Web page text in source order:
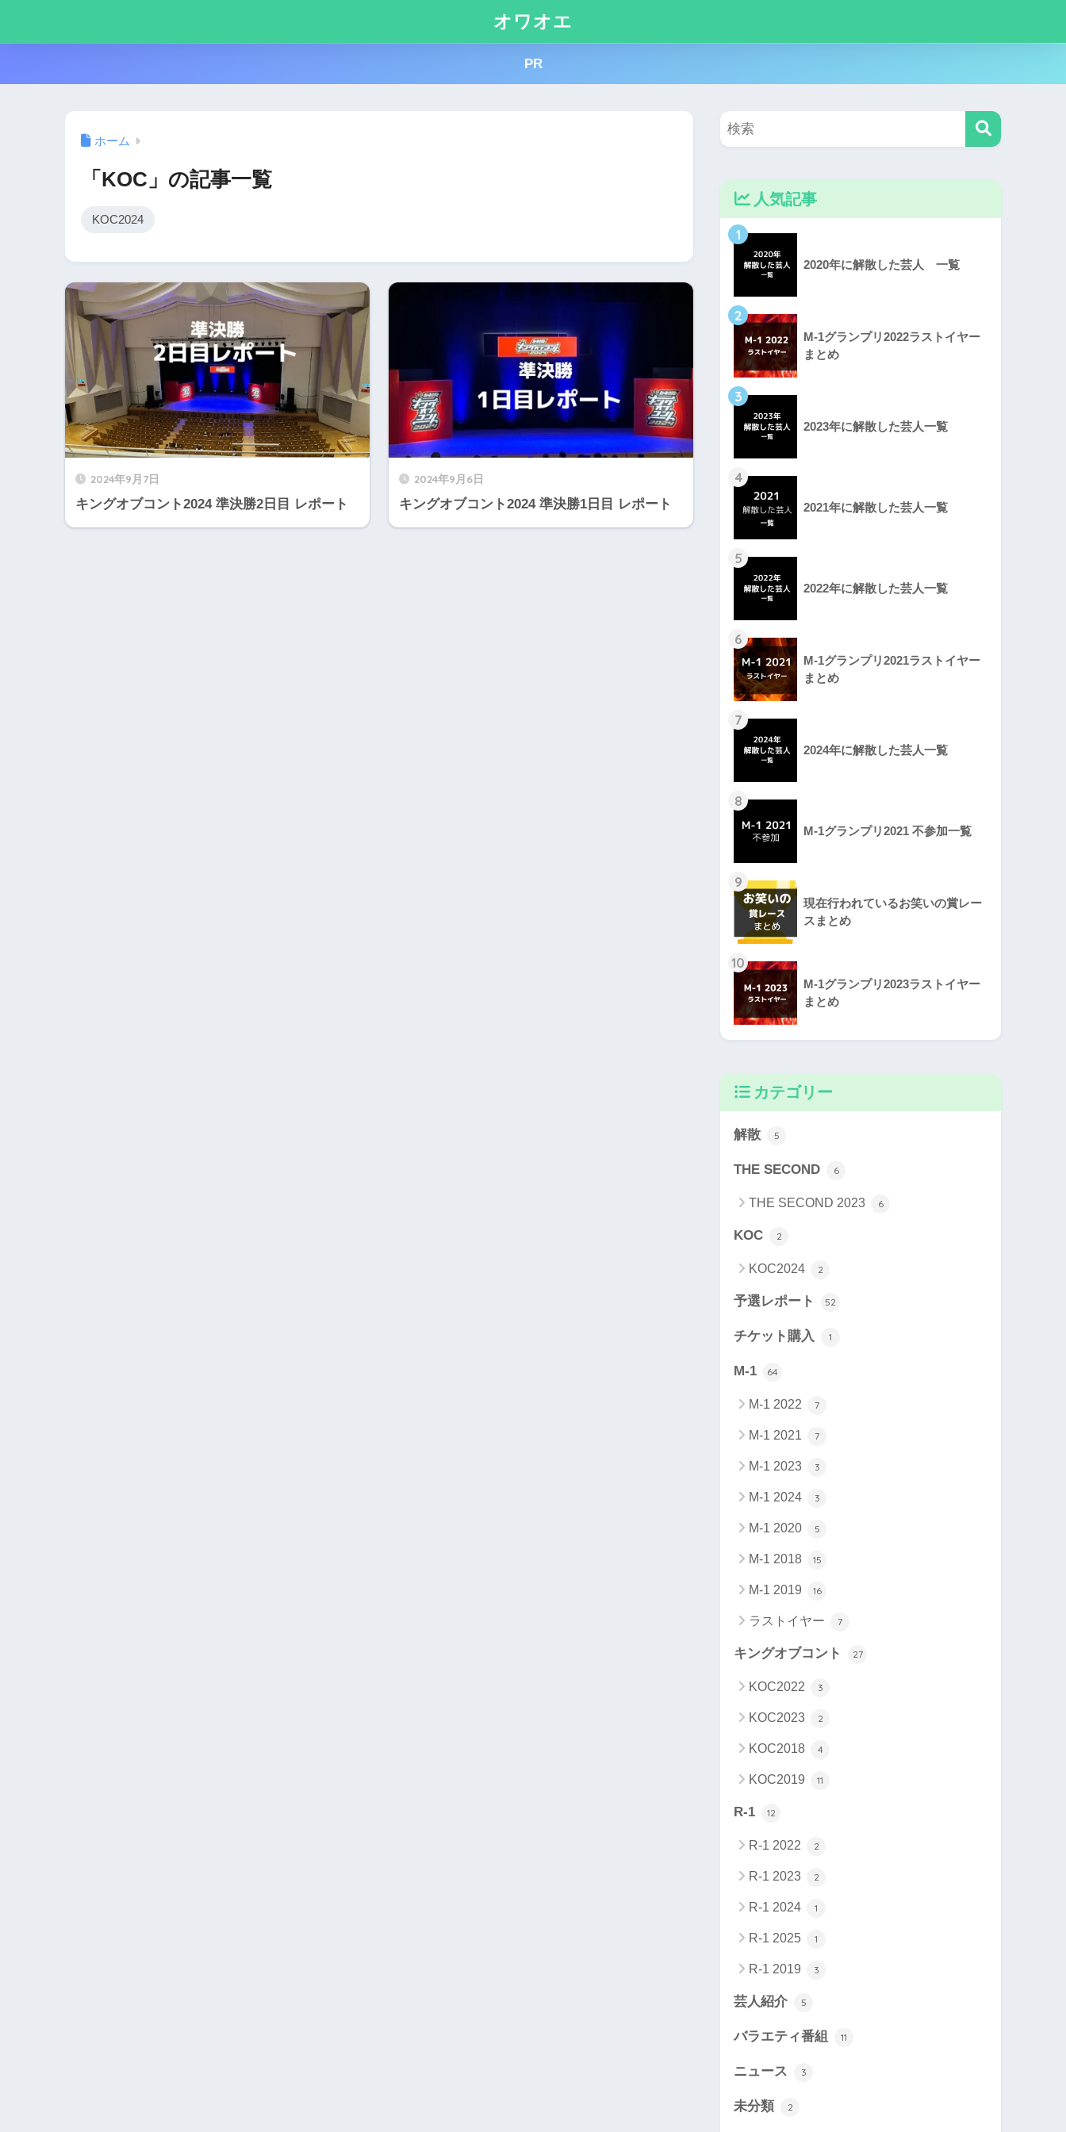
オワオエ
PR
ホーム
「KOC」の記事一覧
KOC2024
2024年9月7日
キングオブコント2024 準決勝2日目 レポート
2024年9月6日
キングオブコント2024 準決勝1日目 レポート
人気記事
1
2020年に解散した芸人 一覧
2
M-1グランプリ2022ラストイヤー
まとめ
3
2023年に解散した芸人一覧
4
2021年に解散した芸人一覧
5
2022年に解散した芸人一覧
6
M-1グランプリ2021ラストイヤー
まとめ
7
2024年に解散した芸人一覧
8
M-1グランプリ2021 不参加一覧
9
現在行われているお笑いの賞レー
スまとめ
10
M-1グランプリ2023ラストイヤー
まとめ
カテゴリー
解散 5
THE SECOND 6
THE SECOND 2023 6
KOC 2
KOC2024 2
予選レポート 52
チケット購入 1
M-1 64
M-1 2022 7
M-1 2021 7
M-1 2023 3
M-1 2024 3
M-1 2020 5
M-1 2018 15
M-1 2019 16
ラストイヤー 7
キングオブコント 27
KOC2022 3
KOC2023 2
KOC2018 4
KOC2019 11
R-1 12
R-1 2022 2
R-1 2023 2
R-1 2024 1
R-1 2025 1
R-1 2019 3
芸人紹介 5
バラエティ番組 11
ニュース 3
未分類 2